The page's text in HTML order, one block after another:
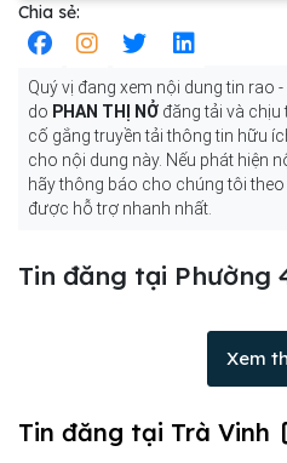
Chia sẻ:
Quý vị đang xem nội dung tin rao -
do PHAN THỊ NỞ đăng tải và chịu
cố gắng truyền tải thông tin hữu
cho nội dung này. Nếu phát hiện
hãy thông báo cho chúng tôi
được hỗ trợ nhanh nhất.
Tin đăng tại Phường
Xem
Tin đăng tại Trà Vinh